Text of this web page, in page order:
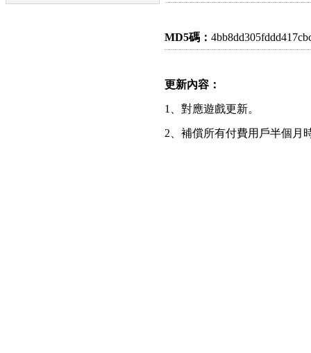
MD5碼：
更新內容：
1、對應遊戲更新。
2、補償所有付費用戶半個月